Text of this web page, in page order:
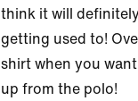
think it will
getting used to!
shirt when you
up from the polo!